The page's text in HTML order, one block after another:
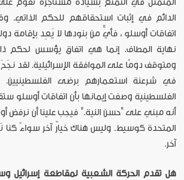
المتمثل في التمتع بسيادة مستأجَرة تقوم
الدائم في إثبات استحقاقهم للحكم الذاتي.
اتفاقات أوسلو ، فأيٌّ من بنودها لا يَعِد بإقامة
نهاية المطاف. إنما هي اتفاق يؤسس لحكم
في شرعنة استعمارهم برضى الفلسطينيين.
الفلسطينية وصفت إيمانها بأن اتفاقات أوسلو
أنه مبني على "حسن النية." فيجب علينا أن نرفض
المتحدة كوسيط. وليس هناك خيارٌ آخر سواءً كنا
آخر.
هل تقدم الحركة الشعبية لمقاطعة إسرائيل